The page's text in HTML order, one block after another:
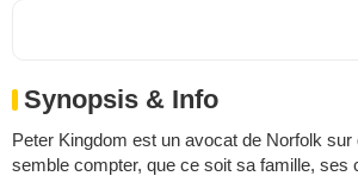
Synopsis & Info
Peter Kingdom est un avocat de Norfolk sur
semble compter, que ce soit sa famille, ses